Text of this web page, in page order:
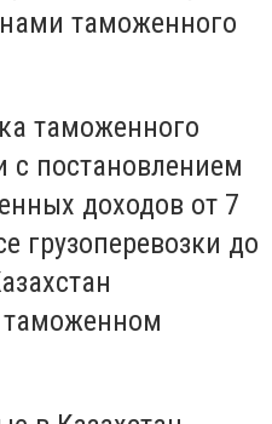
таможенного
таможенного
с постановлением
доходов от 7
грузоперевозки до
таможенном